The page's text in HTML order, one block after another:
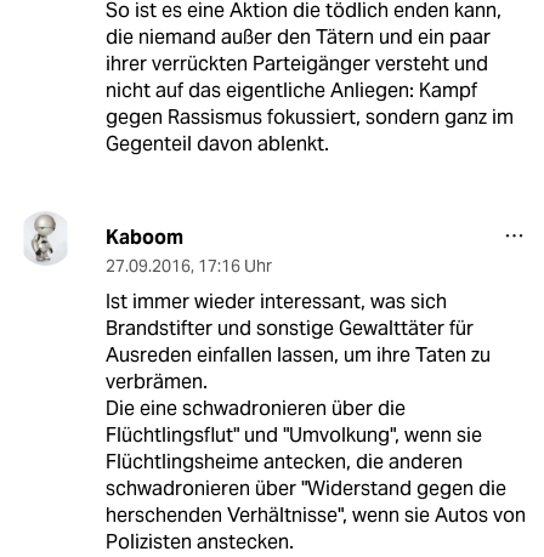
So ist es eine Aktion die tödlich enden kann,
die niemand außer den Tätern und ein paar
ihrer verrückten Parteigänger versteht und
nicht auf das eigentliche Anliegen: Kampf
gegen Rassismus fokussiert, sondern ganz im
Gegenteil davon ablenkt.
Kaboom
27.09.2016, 17:16 Uhr
Ist immer wieder interessant, was sich
Brandstifter und sonstige Gewalttäter für
Ausreden einfallen lassen, um ihre Taten zu
verbrämen.
Die eine schwadronieren über die
Flüchtlingsflut" und "Umvolkung", wenn sie
Flüchtlingsheime antecken, die anderen
schwadronieren über "Widerstand gegen die
herschenden Verhältnisse", wenn sie Autos von
Polizisten anstecken.